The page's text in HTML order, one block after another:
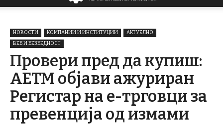
НОВОСТИ КОМПАНИИ И ИНСТИТУЦИИ
АКТУЕЛНО
ВЕБ И БЕЗБЕДНОСТ
Провери пред да купиш:
АЕТМ објави ажуриран
Регистар на е-трговци за
превенција од измами